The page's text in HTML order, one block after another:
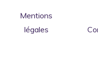
Mentions
légales